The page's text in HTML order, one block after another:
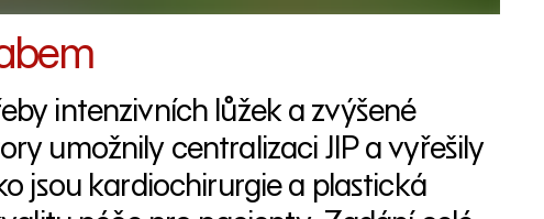
intenzivních lůžek a zvýšené
umožnily centralizaci JIP a vyřešily
jsou kardiochirurgie a plastická